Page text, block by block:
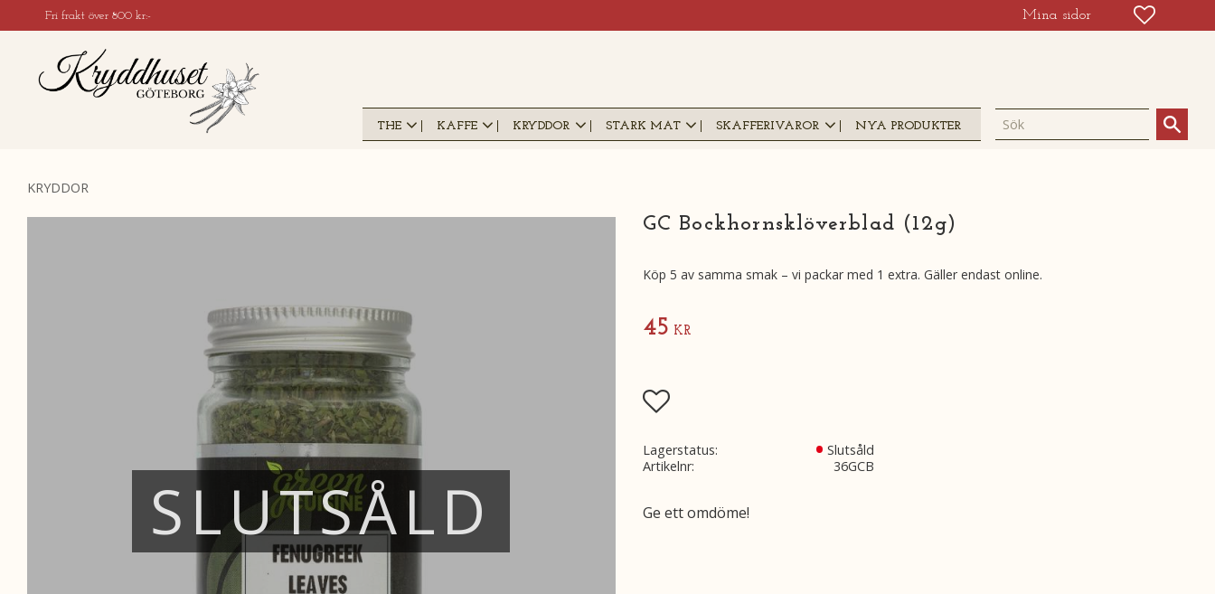
Fri frakt över 800 kr:- Mina sidor
THE KAFFE KRYDDOR STARK MAT SKAFFERIVAROR NYA PRODUKTER
KRYDDOR
GC Bockhornsklöverblad (12g)
Köp 5 av samma smak – vi packar med 1 extra. Gäller endast online.
SLUTSÅLD
45 KR
Lägg till i favoriter
Lagerstatus
Slutsåld
Artikelnr
36GCB
Ge ett omdöme!